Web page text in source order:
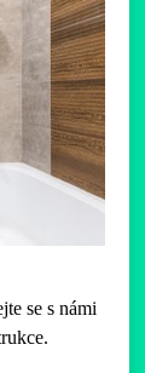
se s námi